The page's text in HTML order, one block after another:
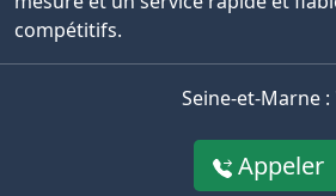
compétitifs.
Seine-et-Marne
Appeler